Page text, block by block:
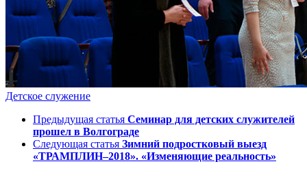
Детское служение
Предыдущая статья Семинар для детских служителей
прошел в Волгограде
Следующая статья Зимний подростковый выезд
«ТРАМПЛИН–2018». «Изменяющие реальность»